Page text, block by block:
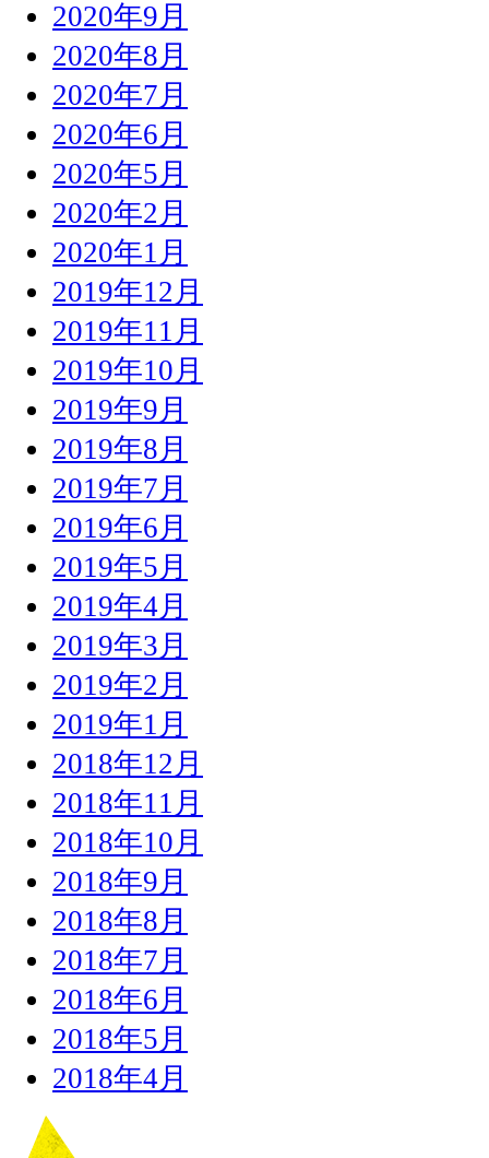
2020年9月
2020年8月
2020年7月
2020年6月
2020年5月
2020年2月
2020年1月
2019年12月
2019年11月
2019年10月
2019年9月
2019年8月
2019年7月
2019年6月
2019年5月
2019年4月
2019年3月
2019年2月
2019年1月
2018年12月
2018年11月
2018年10月
2018年9月
2018年8月
2018年7月
2018年6月
2018年5月
2018年4月